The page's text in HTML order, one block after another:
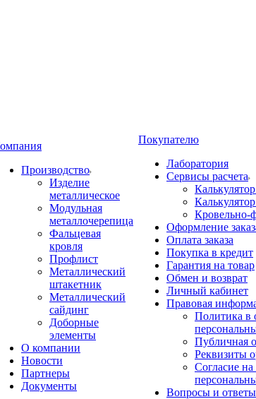
Производство
Изделие
металлическое
Модульная
металлочерепица
Фальцевая
кровля
Профлист
Металлический
штакетник
Металлический
сайдинг
Доборные
элементы
О компании
Новости
Партнеры
Документы
Покупателю
Лаборатория
Сервисы расчета
Кровельно-
Оформление
Оплата заказа
Покупка в кредит
Гарантия на товар
Обмен и возврат
Личный кабинет
Правовая
Политика в
Публичная
Реквизиты
Согласие на
Вопросы и ответы